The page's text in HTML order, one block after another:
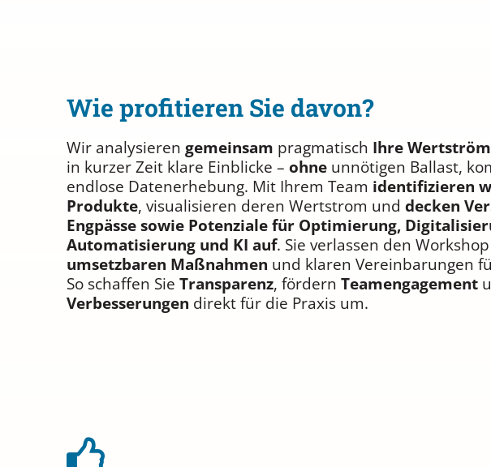
Wie profitieren Sie davon?
Wir analysieren gemeinsam pragmatisch Ihre
in kurzer Zeit klare Einblicke – ohne unnötigen Ballast,
endlose Datenerhebung. Mit Ihrem Team identifizieren
Produkte, visualisieren deren Wertstrom und decken
Engpässe sowie Potenziale für Optimierung,
Automatisierung und KI auf. Sie verlassen den Workshop
umsetzbaren Maßnahmen und klaren Vereinbarungen
So schaffen Sie Transparenz, fördern Teamengagement
Verbesserungen direkt für die Praxis um.